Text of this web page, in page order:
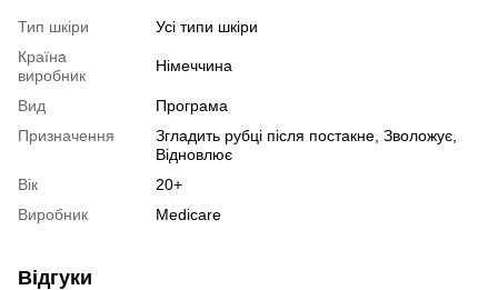
Тип шкіри
Усі типи шкіри
Країна
виробник
Німеччина
Вид
Програма
Призначення
Згладить рубці після постакне, Зволожує,
Відновлює
Вік
20+
Виробник
Medicare
Відгуки